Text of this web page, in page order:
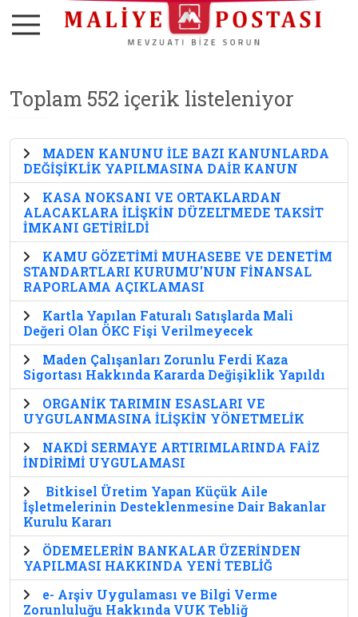
Toplam 552 içerik listeleniyor
MADEN KANUNU İLE BAZI KANUNLARDA
DEĞİŞİKLİK YAPILMASINA DAİR KANUN
KASA NOKSANI VE ORTAKLARDAN
ALACAKLARA İLİŞKİN DÜZELTMEDE TAKSİT
İMKANI GETİRİLDİ
KAMU GÖZETİMİ MUHASEBE VE DENETİM
STANDARTLARI KURUMU'NUN FİNANSAL
RAPORLAMA AÇIKLAMASI
Kartla Yapılan Faturalı Satışlarda Mali
Değeri Olan ÖKC Fişi Verilmeyecek
Maden Çalışanları Zorunlu Ferdi Kaza
Sigortası Hakkında Kararda Değişiklik Yapıldı
ORGANİK TARIMIN ESASLARI VE
UYGULANMASINA İLİŞKİN YÖNETMELİK
NAKDİ SERMAYE ARTIRIMLARINDA FAİZ
İNDİRİMİ UYGULAMASI
Bitkisel Üretim Yapan Küçük Aile
İşletmelerinin Desteklenmesine Dair Bakanlar
Kurulu Kararı
ÖDEMELERİN BANKALAR ÜZERİNDEN
YAPILMASI HAKKINDA YENİ TEBLİĞ
e- Arşiv Uygulaması ve Bilgi Verme
Zorunluluğu Hakkında VUK Tebliğ